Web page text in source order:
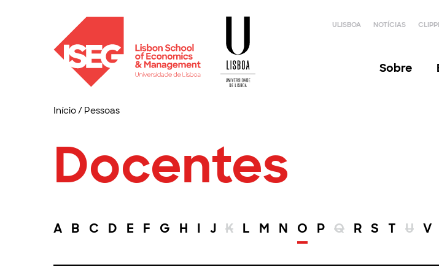
ULISBOA NOTÍCIAS
Sobre
Início/ Pessoas
Docentes
A B C D E F G H I J K L M N O P Q R S T U V